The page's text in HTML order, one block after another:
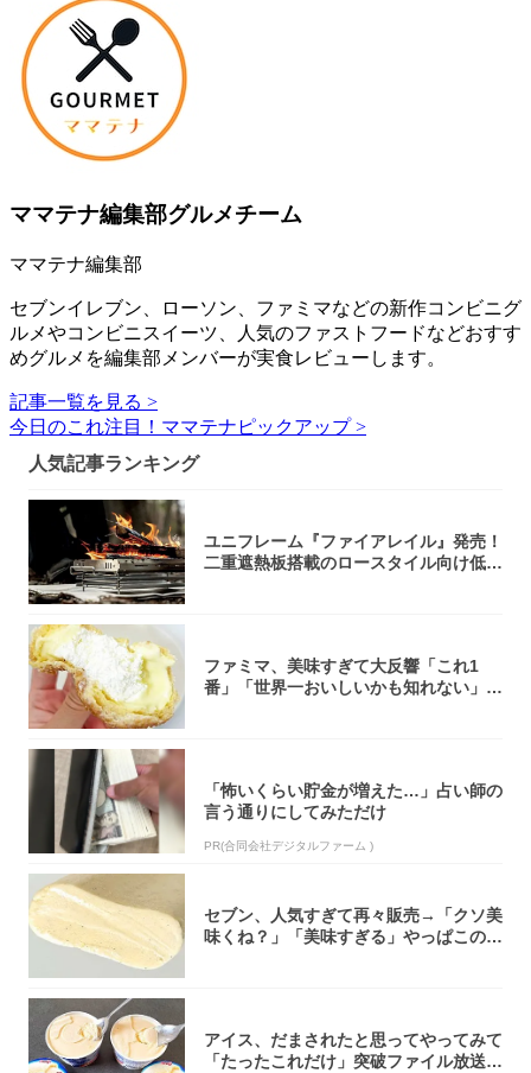
ママテナ編集部グルメチーム
ママテナ編集部
セブンイレブン、ローソン、ファミマなどの新作コンビニグ
ルメやコンビニスイーツ、人気のファストフードなどおすす
めグルメを編集部メンバーが実食レビューします。
記事一覧を見る >
今日のこれ注目！ママテナピックアップ >
人気記事ランキング
ユニフレーム『ファイアレイル』発売！
二重遮熱板搭載のロースタイル向け低型
ファミマ、美味すぎて大反響「これ1
番」「世界一おいしいかも知れない」
「怖いくらい貯金が増えた…」占い師の
言う通りにしてみただけ
PR(合同会社デジタルファーム )
セブン、人気すぎて再々販売→「クソ美
味くね？」「美味すぎる」やっぱこのク
アイス、だまされたと思ってやってみて
「たったこれだけ」突破ファイル放送で